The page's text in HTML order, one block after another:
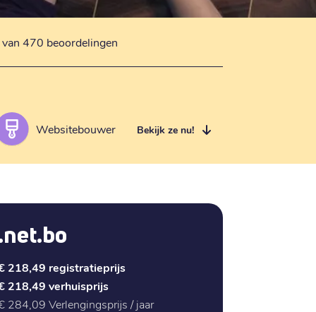
470 beoordelingen
Websitebouwer Bekijk ze nu!
218,49 registratieprijs
218,49 verhuisprijs
284,09 Verlengingsprijs / jaar